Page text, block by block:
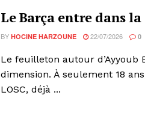
Le Barça entre dans
BY HOCINE HARZOUNE 22/07/2026 0
Le feuilleton autour d’Ayyoub
dimension. À seulement 18
LOSC, déjà ...